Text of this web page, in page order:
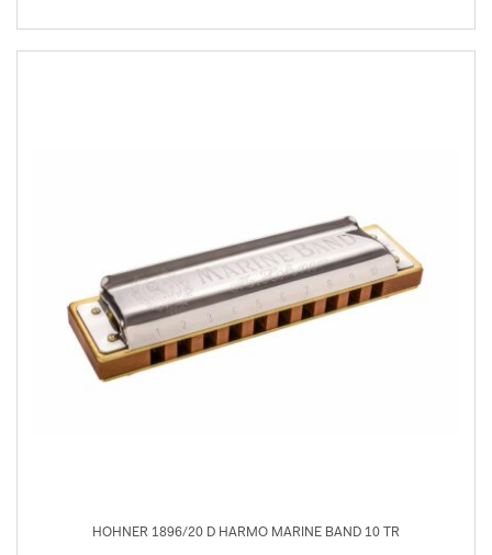
HOHNER 1896/20 D HARMO MARINE BAND 10 TR